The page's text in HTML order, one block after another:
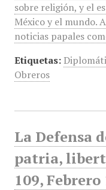
sobre religión, y el
México y el mundo.
noticias papales
Etiquetas:
Obreros
La Defensa
patria,
109, Febrero